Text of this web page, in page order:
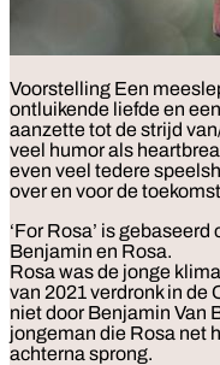
Voorstelling Een
ontluikende liefde en
aanzette tot de strijd
veel humor als
even veel tedere
over en voor de
‘For Rosa’ is
Benjamin en Rosa.
Rosa was de jonge
van 2021 verdronk in de
niet door Benjamin Van
jongeman die Rosa net
achterna sprong.